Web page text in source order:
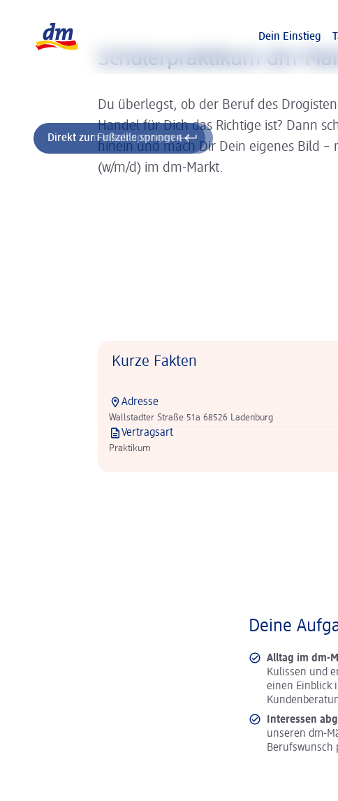
Direkt zum Inhalt springen
Direkt zur Fußzeile springen
Dein Einstieg
Schülerpraktikum dm-
Du überlegst, ob der Beruf des
Handel für Dich das Richtige ist? Dann
hinein und mach Dir Dein eigenes Bild
(w/m/d) im dm-Markt.
Kurze Fakten
Adresse
Wallstadter Straße 51a 68526 Ladenburg
Vertragsart
Praktikum
Deine
Alltag im dm-
Kulissen und
einen Einblick
Interessen
unseren dm-
Berufswunsch